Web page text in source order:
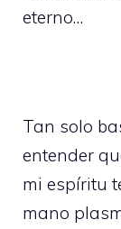
eterno…
Tan solo
entender
mi espíritu
mano